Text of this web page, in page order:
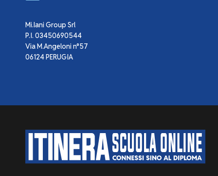
Mi.lani Group Srl
P.I. 03450690544
Via M.Angeloni n°57
06124 PERUGIA